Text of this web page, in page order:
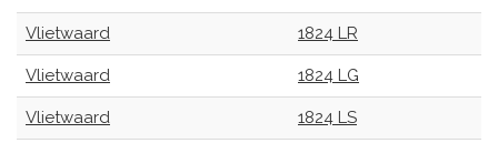
Vlietwaard 1824 LR
Vlietwaard 1824 LG
Vlietwaard 1824 LS